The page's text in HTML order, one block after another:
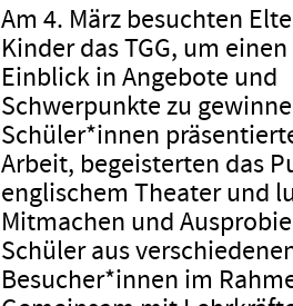
Am 4. März besuchten
Kinder das TGG, um einen
Einblick in Angebote und
Schwerpunkte zu
Schüler*innen
Arbeit, begeisterten das
englischem Theater und
Mitmachen und
Schüler aus
Besucher*innen im